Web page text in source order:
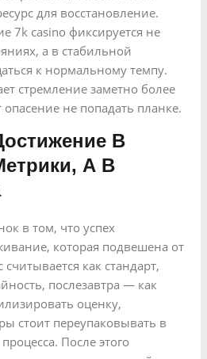
для восстановление.
7k casino фиксируется не
а в стабильной
к нормальному темпу.
стремление заметно более
не попадать планке.
В
А В
в том, что успех
которая подвешена от
как стандарт,
послезавтра — как
оценку,
стоит переупаковывать в
После этого